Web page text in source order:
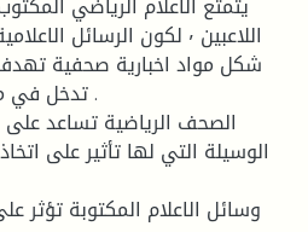
اللاعبين ٬ لكون الرسائل
شكل مواد اخبارية صحفية
تدخل في
الوسيلة التي لها تأثير على